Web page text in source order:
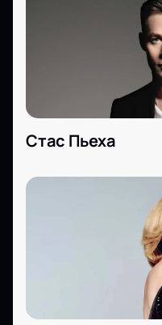
Стас Пьеха